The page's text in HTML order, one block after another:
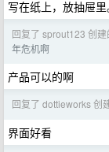
写在纸上，放抽屉里
回复了 sprout123 创
年危机啊
产品可以的啊
回复了 dottieworks 创
界面好看